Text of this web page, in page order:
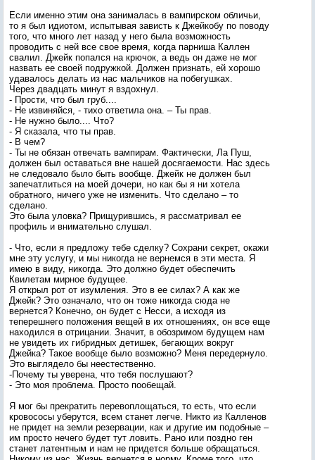
Если именно этим она занималась в вампирском обличьи,
то я был идиотом, испытывая зависть к Джейкобу по поводу
того, что много лет назад у него была возможность
проводить с ней все свое время, когда парниша Каллен
свалил. Джейк попался на крючок, а ведь он даже не мог
назвать ее своей подружкой. Должен признать, ей хорошо
удавалось делать из нас мальчиков на побегушках.
Через двадцать минут я вздохнул.
- Прости, что был груб....
- Не извиняйся, - тихо ответила она. – Ты прав.
- Не нужно было.... Что?
- Я сказала, что ты прав.
- В чем?
- Ты не обязан отвечать вампирам. Фактически, Ла Пуш,
должен был оставаться вне нашей досягаемости. Нас здесь
не следовало было быть вообще. Джейк не должен был
запечатлиться на моей дочери, но как бы я ни хотела
обратного, ничего уже не изменить. Что сделано – то
сделано.
Это была уловка? Прищурившись, я рассматривал ее
профиль и внимательно слушал.
- Что, если я предложу тебе сделку? Сохрани секрет, окажи
мне эту услугу, и мы никогда не вернемся в эти места. Я
имею в виду, никогда. Это должно будет обеспечить
Квилетам мирное будущее.
Я открыл рот от изумления. Это в ее силах? А как же
Джейк? Это означало, что он тоже никогда сюда не
вернется? Конечно, он будет с Несси, а исходя из
теперешнего положения вещей в их отношениях, он все еще
находился в отрицании. Значит, в обозримом будущем нам
не увидеть их гибридных детишек, бегающих вокруг
Джейка? Такое вообще было возможно? Меня передернуло.
Это выглядело бы неестественно.
-Почему ты уверена, что тебя послушают?
- Это моя проблема. Просто пообещай.
Я мог бы прекратить перевоплощаться, то есть, что если
кровососы уберутся, всем станет легче. Никто из Калленов
не придет на земли резервации, как и другие им подобные –
им просто нечего будет тут ловить. Рано или поздно ген
станет латентным и нам не придется больше обращаться.